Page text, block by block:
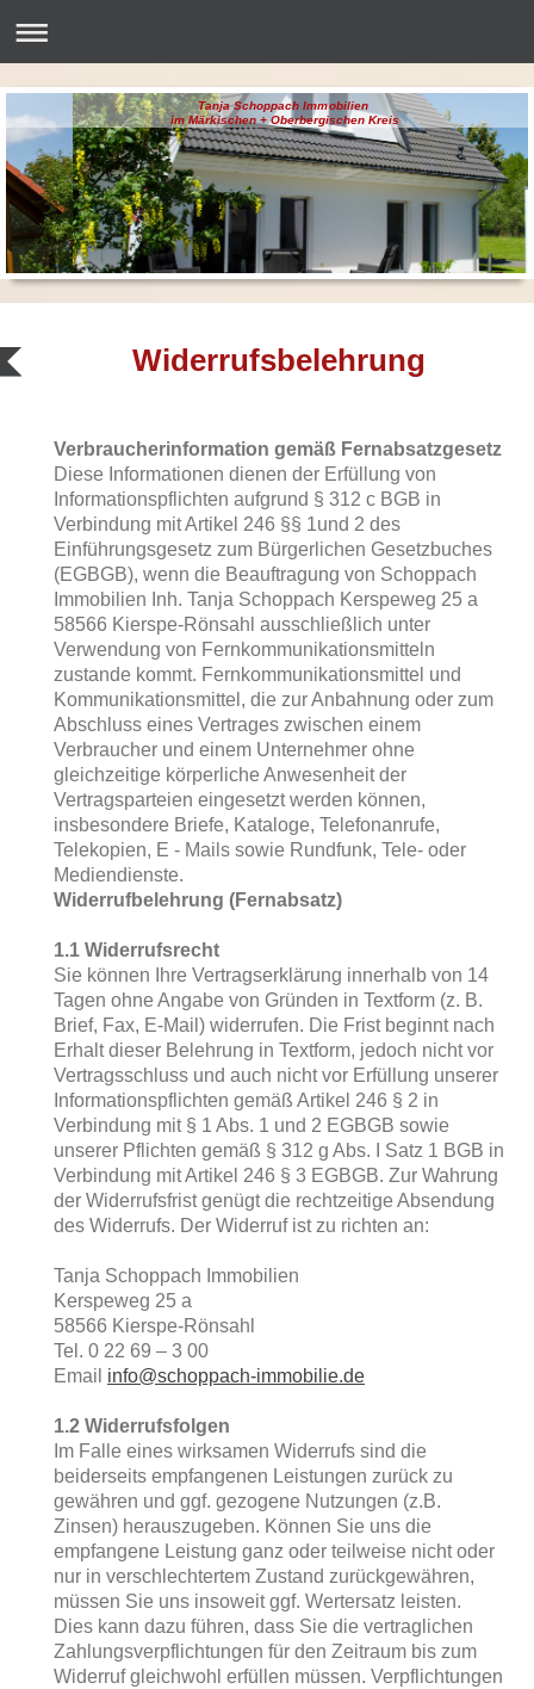
Tanja Schoppach Immobilien
im Märkischen + Oberbergischen Kreis
Widerrufsbelehrung
Verbraucherinformation gemäß Fernabsatzgesetz
Diese Informationen dienen der Erfüllung von
Informationspflichten aufgrund § 312 c BGB in
Verbindung mit Artikel 246 §§ 1und 2 des
Einführungsgesetz zum Bürgerlichen Gesetzbuches
(EGBGB), wenn die Beauftragung von Schoppach
Immobilien Inh. Tanja Schoppach Kerspeweg 25 a
58566 Kierspe-Rönsahl ausschließlich unter
Verwendung von Fernkommunikationsmitteln
zustande kommt. Fernkommunikationsmittel und
Kommunikationsmittel, die zur Anbahnung oder zum
Abschluss eines Vertrages zwischen einem
Verbraucher und einem Unternehmer ohne
gleichzeitige körperliche Anwesenheit der
Vertragsparteien eingesetzt werden können,
insbesondere Briefe, Kataloge, Telefonanrufe,
Telekopien, E - Mails sowie Rundfunk, Tele- oder
Mediendienste.
Widerrufbelehrung (Fernabsatz)
1.1 Widerrufsrecht
Sie können Ihre Vertragserklärung innerhalb von 14
Tagen ohne Angabe von Gründen in Textform (z. B.
Brief, Fax, E-Mail) widerrufen. Die Frist beginnt nach
Erhalt dieser Belehrung in Textform, jedoch nicht vor
Vertragsschluss und auch nicht vor Erfüllung unserer
Informationspflichten gemäß Artikel 246 § 2 in
Verbindung mit § 1 Abs. 1 und 2 EGBGB sowie
unserer Pflichten gemäß § 312 g Abs. I Satz 1 BGB in
Verbindung mit Artikel 246 § 3 EGBGB. Zur Wahrung
der Widerrufsfrist genügt die rechtzeitige Absendung
des Widerrufs. Der Widerruf ist zu richten an:
Tanja Schoppach Immobilien
Kerspeweg 25 a
58566 Kierspe-Rönsahl
Tel. 0 22 69 – 3 00
Email info@schoppach-immobilie.de
1.2 Widerrufsfolgen
Im Falle eines wirksamen Widerrufs sind die
beiderseits empfangenen Leistungen zurück zu
gewähren und ggf. gezogene Nutzungen (z.B.
Zinsen) herauszugeben. Können Sie uns die
empfangene Leistung ganz oder teilweise nicht oder
nur in verschlechtertem Zustand zurückgewähren,
müssen Sie uns insoweit ggf. Wertersatz leisten.
Dies kann dazu führen, dass Sie die vertraglichen
Zahlungsverpflichtungen für den Zeitraum bis zum
Widerruf gleichwohl erfüllen müssen. Verpflichtungen